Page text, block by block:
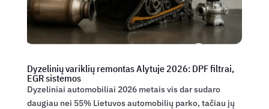
Dyzelinių variklių remontas Alytuje 2026: DPF filtrai,
EGR sistemos
Dyzeliniai automobiliai 2026 metais vis dar sudaro
daugiau nei 55% Lietuvos automobilių parko, tačiau jų